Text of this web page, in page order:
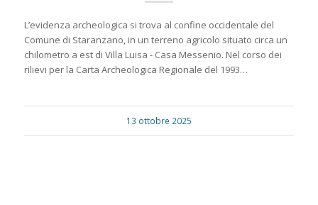
L’evidenza archeologica si trova al confine occidentale del
Comune di Staranzano, in un terreno agricolo situato circa un
chilometro a est di Villa Luisa - Casa Messenio. Nel corso dei
rilievi per la Carta Archeologica Regionale del 1993…
13 ottobre 2025